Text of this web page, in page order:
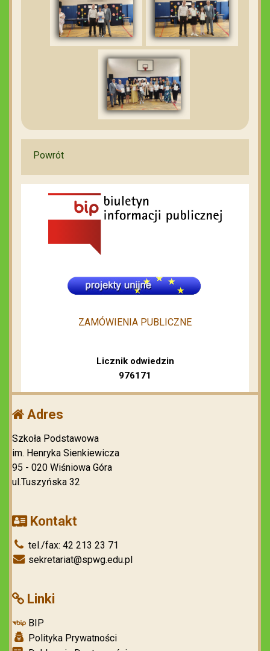
Powrót
ZAMÓWIENIA PUBLICZNE
Licznik odwiedzin
976171
Adres
Szkoła Podstawowa
im. Henryka Sienkiewicza
95 - 020 Wiśniowa Góra
ul.Tuszyńska 32
Kontakt
tel./fax: 42 213 23 71
sekretariat@spwg.edu.pl
Linki
BIP
Polityka Prywatności